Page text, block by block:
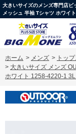
大きいサイズのメンズ専門店ビ
メッシュ 半袖 Tシャツ ホワイ
ホーム > メンズ > トップ
> 大きいサイズ メンズ
ホワイト 1258-4220-1